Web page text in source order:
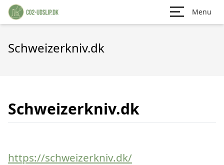
Menu
Schweizerkniv.dk
Schweizerkniv.dk
https://schweizerkniv.dk/